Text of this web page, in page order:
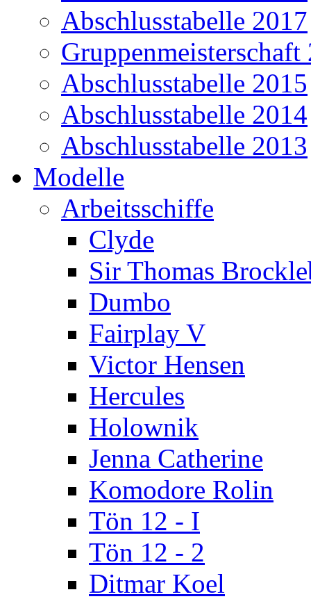
Abschlusstabelle 2017
Gruppenmeisterschaft
Abschlusstabelle 2015
Abschlusstabelle 2014
Abschlusstabelle 2013
Modelle
Arbeitsschiffe
Clyde
Sir Thomas
Dumbo
Fairplay V
Victor Hensen
Hercules
Holownik
Jenna Catherine
Komodore Rolin
Tön 12 - I
Tön 12 - 2
Ditmar Koel